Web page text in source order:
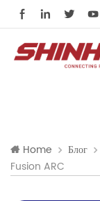
Home Блог
Fusion ARC